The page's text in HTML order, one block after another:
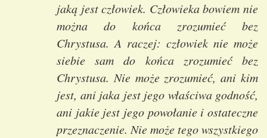
jaką jest człowiek. Człowieka bowiem nie
można do końca zrozumieć bez
Chrystusa. A raczej: człowiek nie może
siebie sam do końca zrozumieć bez
Chrystusa. Nie może zrozumieć, ani kim
jest, ani jaka jest jego właściwa godność,
ani jakie jest jego powołanie i ostateczne
przeznaczenie. Nie może tego wszystkiego